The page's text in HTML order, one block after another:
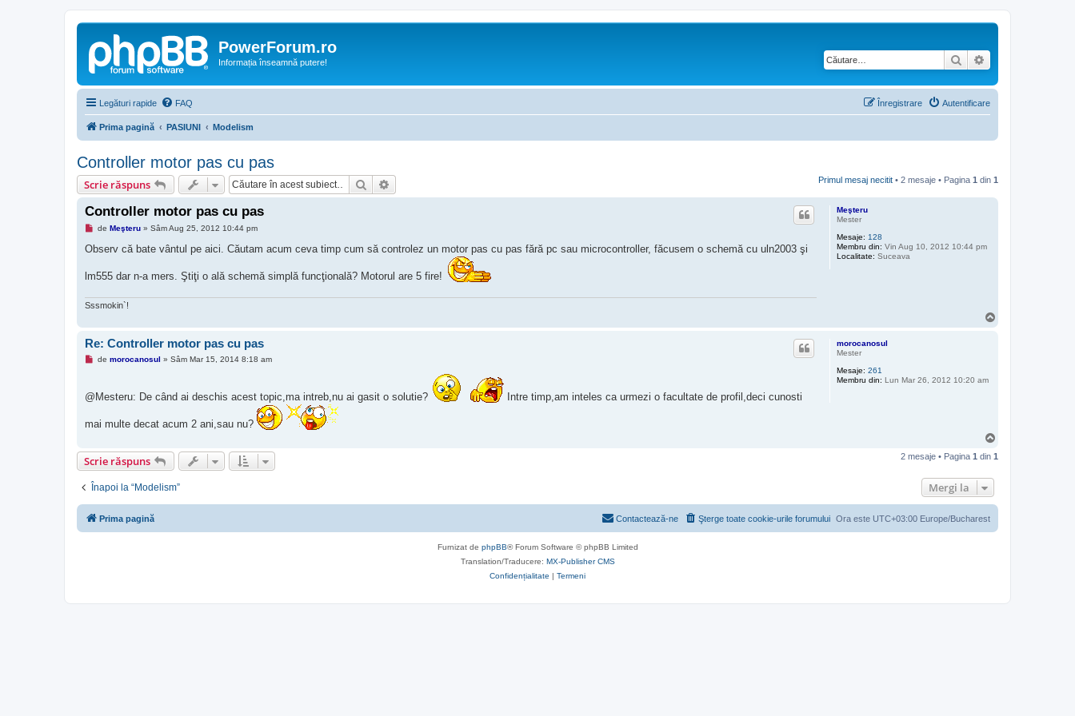
PowerForum.ro
Informația înseamnă putere! Căutare
Legături rapide FAQ Autentificare
Înregistrare
Prima pagină PASIUNI Modelism
Controller motor pas cu pas
Scrie răspuns Căutare Primul mesaj necitit • 2 mesaje • Pagina 1 din 1
Meşteru
Mester
Mesaje: 128
Membru din: Vin Aug 10, 2012 10:44 pm
Localitate: Suceava
Controller motor pas cu pas
M
s
n
i
de Meşteru» Sâm Aug 25, 2012 10:44 pm
Observ că bate vântul pe aici. Căutam acum ceva timp cum să controlez un motor pas cu pas fără pc sau microcontroller, făcusem o schemă cu uln2003 şi
lm555 dar n-a mers. Ştiţi o ală schemă simplă funcţională? Motorul are 5 fire!
Sssmokin`!
morocanosul
Mester
Mesaje: 261
Membru din: Lun Mar 26, 2012 10:20 am
Re: Controller motor pas cu pas
M
j
c
i
t
de morocanosul » Sâm Mar 15, 2014 8:18 am
@Mesteru: De când ai deschis acest topic,ma intreb,nu ai gasit o solutie? Intre timp,am inteles ca urmezi o facultate de profil,deci cunosti
mai multe decat acum 2 ani,sau nu?
s
Scrie răspuns 2 mesaje • Pagina 1 din 1
Înapoi la “Modelism” Mergi la
Prima pagină Ora este UTC+03:00 Europe/Bucharest
Şterge toate cookie-urile forumului
Contactează-ne
Furnizat de phpBB® Forum Software © phpBB Limited
Translation/Traducere: MX-Publisher CMS
Confidențialitate | Termeni